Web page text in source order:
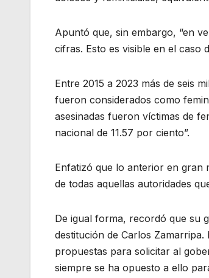
Apuntó que, sin embargo, “en
cifras. Esto es visible en el caso
Entre 2015 a 2023 más de seis
fueron considerados como
asesinadas fueron víctimas de
nacional de 11.57 por ciento”.
Enfatizó que lo anterior en gran
de todas aquellas autoridades
De igual forma, recordó que su
destitución de Carlos
propuestas para solicitar al
siempre se ha opuesto a ello